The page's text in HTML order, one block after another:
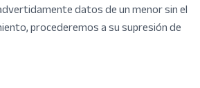
datos de un menor sin el
procederemos a su supresión de